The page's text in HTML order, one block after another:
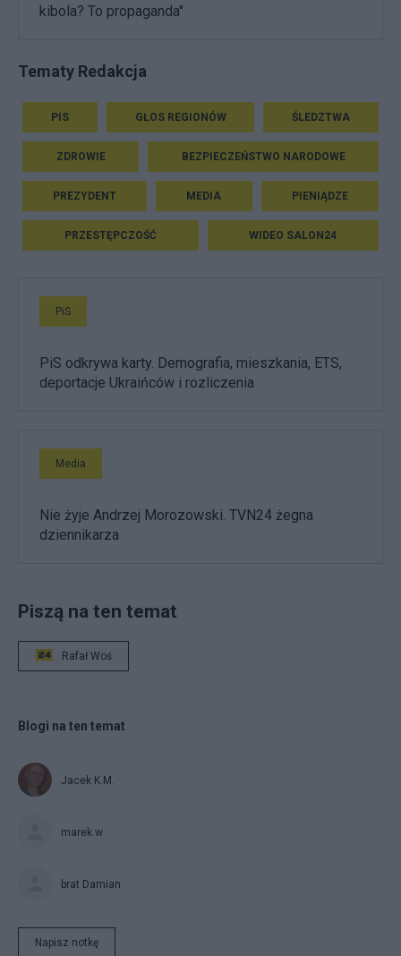
kibola? To propaganda"
Tematy Redakcja
PIS GŁOS REGIONÓW ŚLEDZTWA
ZDROWIE BEZPIECZEŃSTWO NARODOWE
PREZYDENT MEDIA PIENIĄDZE
PRZESTĘPCZOŚĆ WIDEO SALON24
PiS
PiS odkrywa karty. Demografia, mieszkania, ETS,
deportacje Ukraińców i rozliczenia
Media
Nie żyje Andrzej Morozowski. TVN24 żegna
dziennikarza
Piszą na ten temat
Rafał Woś
Blogi na ten temat
Jacek K.M.
marek.w
brat Damian
Napisz notkę